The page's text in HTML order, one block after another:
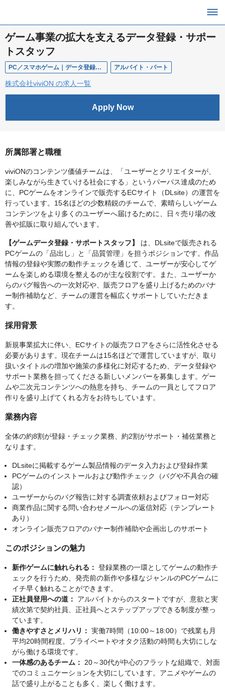
ゲーム事業の拡大を支えるデータ登録・サポー
トスタッフ
PC／スマホゲーム｜データ登録・サポートスタッフ アルバイト・パート
株式会社viviON の求人一覧
Apply Now
所属部署と職種
viviONのコンテンツ価値チームは、「ユーザーとクリエイターが、
楽しみながら生きていける社会にする」というパーパス達成のため
に、PCゲームをオンラインで販売するECサイト（DLsite）の運営を
行っています。15名ほどの少数精鋭のチームで、素晴らしいゲーム
コンテンツをより多くのユーザーへ届けるために、日々売り場の改
善や拡販に取り組んでいます。
【ゲームデータ登録・サポートスタッフ】
は、DLsiteで販売される
PCゲームの「品出し」と「品質管理」を担うポジションです。作品
情報の登録や実際の動作チェックを通じて、ユーザーが安心してゲ
ームを楽しめる環境を整えるのが主な役割です。また、ユーザーか
らのバグ報告への一次対応や、販売フロアを盛り上げるためのバナ
ー制作補助など、チームの運営を幅広くサポートしていただきま
す。
採用背景
新規事業拡大に伴い、ECサイトの販売フロアをさらに活性化させる
必要があります。現在チームは15名ほどで運営していますが、取り
扱いタイトルの増加や施策の多様化に対応するため、データ登録や
サポート業務を担ってくださる新しいメンバーを募集します。ゲー
ムや二次元コンテンツへの熱意を持ち、チームの一員としてフロア
作りを盛り上げてくれる方をお待ちしています。
業務内容
全体の約8割が登録・チェック業務、約2割がサポート・補佐業務と
なります。
DLsiteに掲載するゲーム製品情報のデータ入力および登録作業
PCゲームのインストールおよび動作チェック（バグや不具合の確
認）
ユーザーからのバグ報告に対する調査依頼およびフォロー対応
商業作品に関する問い合わせメールへの返信対応（テンプレート
あり）
オンライン販売フロアのバナー制作補助や企画出しのサポート
このポジションの魅力
新作ゲームに触れられる： 登録業務の一環としてゲームの動作チ
ェックを行うため、発売前の新作や多様なジャンルのPCゲームに
イチ早く触れることができます。
正社員登用への道：
アルバイトからのスタートですが、意欲と実
績次第で契約社員、正社員へとステップアップできる制度が整っ
ています。
働きやすさとメリハリ： 実働7時間（10:00～18:00）で残業も月
平均20時間程度。プライベートやオタク活動の時間も大切にしな
がら働ける環境です。
一体感のあるチーム：
20～30代が中心のフラットな組織で、対面
でのコミュニケーションを大切にしています。アニメやゲームの
話で盛り上がることも多く、楽しく働けます。